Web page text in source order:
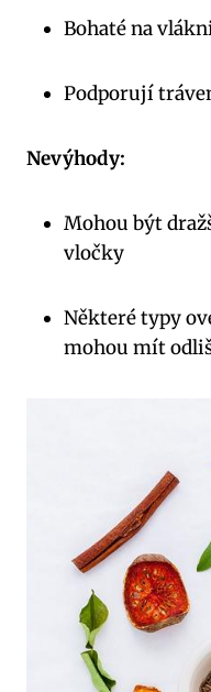
Bohaté na
Podporují
Nevýhody:
Mohou být
vločky
Některé typy
mohou mít